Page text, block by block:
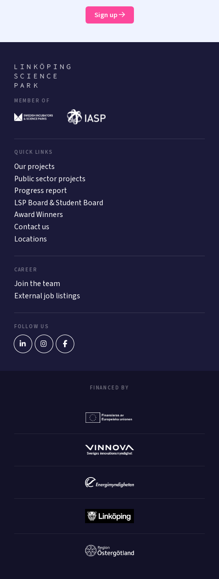
Sign up
MEMBER OF
QUICK LINKS
Our projects
Public sector projects
Progress report
LSP Board & Student Board
Award Winners
Contact us
Locations
CAREER
Join the team
External job listings
FOLLOW US
FINANCED BY